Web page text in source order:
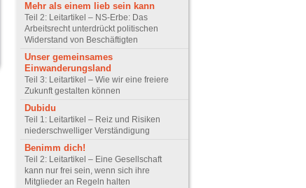
Mehr als einem lieb sein kann
Teil 2: Leitartikel – NS-Erbe: Das
Arbeitsrecht unterdrückt politischen
Widerstand von Beschäftigten
Unser gemeinsames
Einwanderungsland
Teil 3: Leitartikel – Wie wir eine freiere
Zukunft gestalten können
Dubidu
Teil 1: Leitartikel – Reiz und Risiken
niederschwelliger Verständigung
Benimm dich!
Teil 2: Leitartikel – Eine Gesellschaft
kann nur frei sein, wenn sich ihre
Mitglieder an Regeln halten